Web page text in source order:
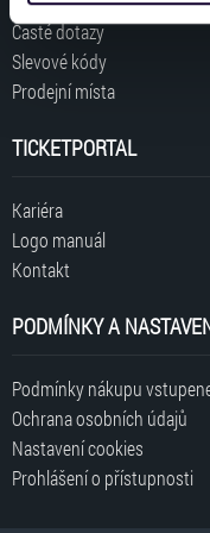
získali v důsledku
typy cookies
zpracování upravíte
volbu můžete
Časté dotazy
Slevové kódy
Prodejní místa
TICKETPORTAL
Kariéra
Logo manuál
Kontakt
PODMÍNKY A
Podmínky nákupu
Ochrana osobních údajů
Nastavení cookies
Prohlášení o přístupnosti